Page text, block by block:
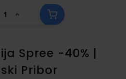
Spree -40% |
Pribor